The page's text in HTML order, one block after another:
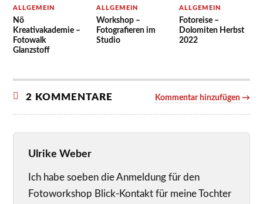
ALLGEMEIN
Nö
Kreativakademie –
Fotowalk
Glanzstoff
ALLGEMEIN
Workshop –
Fotografieren im
Studio
ALLGEMEIN
Fotoreise –
Dolomiten Herbst
2022
2 KOMMENTARE Kommentar hinzufügen →
Ulrike Weber
Ich habe soeben die Anmeldung für den
Fotoworkshop Blick-Kontakt für meine Tochter